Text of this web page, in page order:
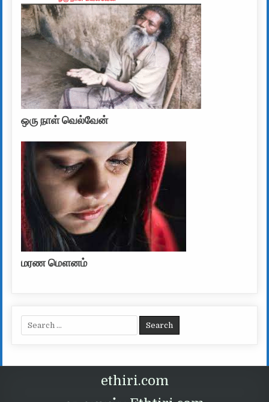
ஒரு நாள் வெல்வேன்
மரண மௌனம்
Search for:
ethiri.com